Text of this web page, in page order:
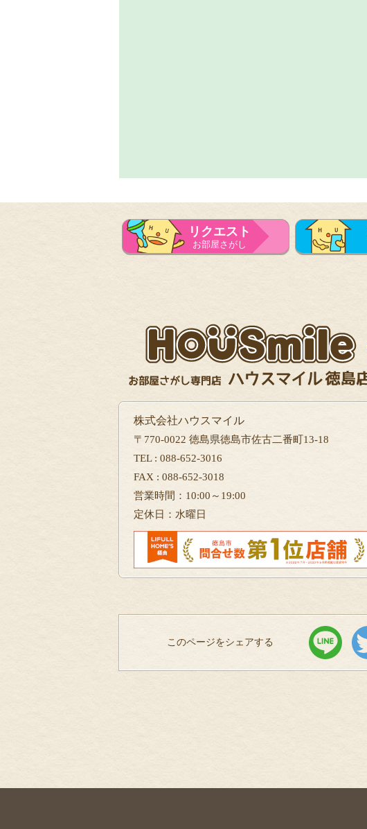
リクエスト
お部屋さがし
株式会社ハウスマイル
〒770-0022 徳島県徳島市佐古二番町13-18
TEL : 088-652-3016
FAX : 088-652-3018
営業時間：10:00～19:00
定休日：水曜日
このページをシェアする